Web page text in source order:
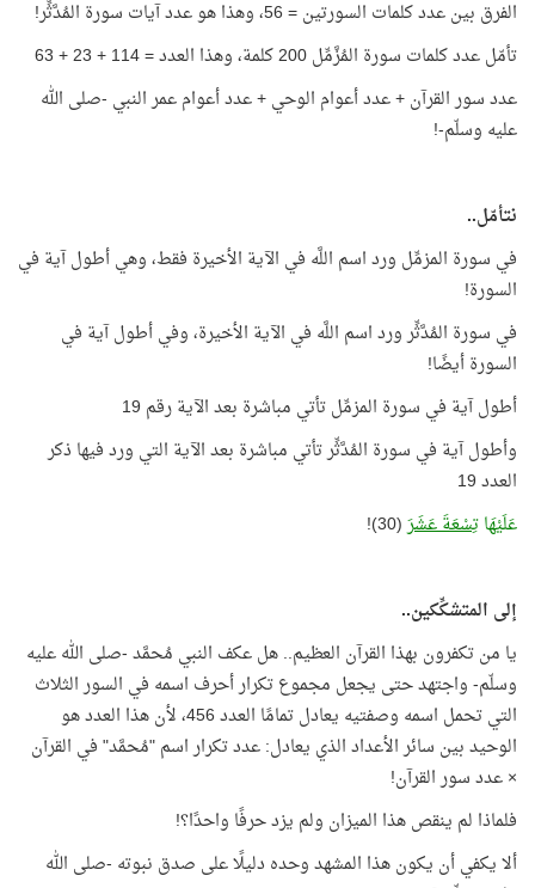
الفرق بين عدد كلمات السورتين = 56، وهذا هو عدد آيات سورة المُدَّثِّر!
تأمّل عدد كلمات سورة المُزَّمِّل 200 كلمة، وهذا العدد = 114 + 23 + 63
عدد سور القرآن + عدد أعوام الوحي + عدد أعوام عمر النبي -صلى الله
عليه وسلّم-!
نتأمّل..
في سورة المزمِّل ورد اسم اللَّه في الآية الأخيرة فقط، وهي أطول آية في
السورة!
في سورة المُدَّثِّر ورد اسم اللَّه في الآية الأخيرة، وفي أطول آية في
السورة أيضًا!
أطول آية في سورة المزمِّل تأتي مباشرة بعد الآية رقم 19
وأطول آية في سورة المُدَّثِّر تأتي مباشرة بعد الآية التي ورد فيها ذكر
العدد 19
عَلَيْهَاتِسْعَةَ عَشَرَ(30)!
إلى المتشكِّكين..
يا من تكفرون بهذا القرآن العظيم.. هل عكف النبي مُحمَّد -صلى الله عليه
وسلّم- واجتهد حتى يجعل مجموع تكرار أحرف اسمه في السور الثلاث
التي تحمل اسمه وصفتيه يعادل تمامًا العدد 456، لأن هذا العدد هو
الوحيد بين سائر الأعداد الذي يعادل: عدد تكرار اسم "مُحمَّد" في القرآن
× عدد سور القرآن!
فلماذا لم ينقص هذا الميزان ولم يزد حرفًا واحدًا؟!
ألا يكفي أن يكون هذا المشهد وحده دليلًا على صدق نبوته -صلى الله